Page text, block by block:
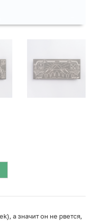
а значит он не рвется,